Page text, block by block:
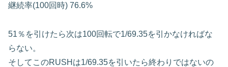
継続率(100回時) 76.6%
51％を引けたら次は100回転で1/69.35を引かなければな
らない。
そしてこのRUSHは1/69.35を引いたら終わりではないの